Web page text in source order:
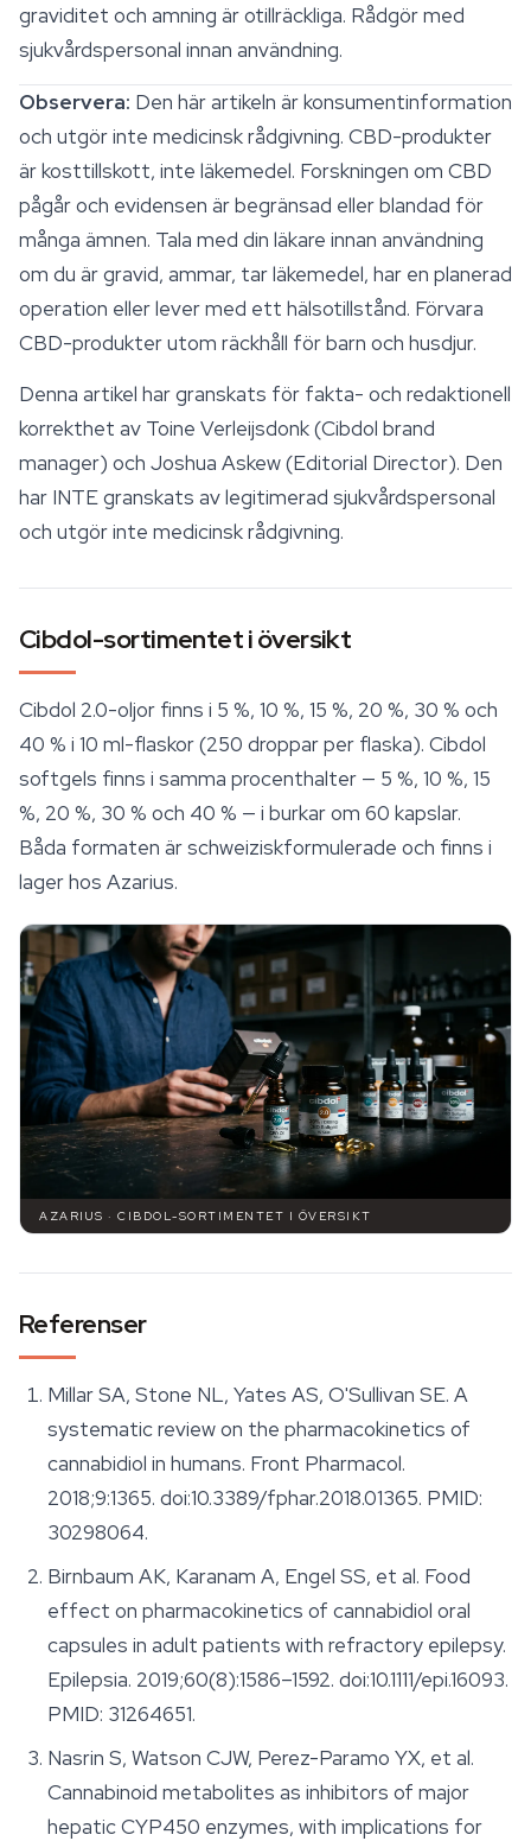
graviditet och amning är otillräckliga. Rådgör med
sjukvårdspersonal innan användning.
Observera: Den här artikeln är konsumentinformation
och utgör inte medicinsk rådgivning. CBD-produkter
är kosttillskott, inte läkemedel. Forskningen om CBD
pågår och evidensen är begränsad eller blandad för
många ämnen. Tala med din läkare innan användning
om du är gravid, ammar, tar läkemedel, har en planerad
operation eller lever med ett hälsotillstånd. Förvara
CBD-produkter utom räckhåll för barn och husdjur.
Denna artikel har granskats för fakta- och redaktionell
korrekthet av Toine Verleijsdonk (Cibdol brand
manager) och Joshua Askew (Editorial Director). Den
har INTE granskats av legitimerad sjukvårdspersonal
och utgör inte medicinsk rådgivning.
Cibdol-sortimentet i översikt
Cibdol 2.0-oljor finns i 5 %, 10 %, 15 %, 20 %, 30 % och
40 % i 10 ml-flaskor (250 droppar per flaska). Cibdol
softgels finns i samma procenthalter — 5 %, 10 %, 15
%, 20 %, 30 % och 40 % — i burkar om 60 kapslar.
Båda formaten är schweiziskformulerade och finns i
lager hos Azarius.
AZARIUS · CIBDOL-SORTIMENTET I ÖVERSIKT
Referenser
Millar SA, Stone NL, Yates AS, O'Sullivan SE. A
systematic review on the pharmacokinetics of
cannabidiol in humans. Front Pharmacol.
2018;9:1365. doi:10.3389/fphar.2018.01365. PMID:
30298064.
Birnbaum AK, Karanam A, Engel SS, et al. Food
effect on pharmacokinetics of cannabidiol oral
capsules in adult patients with refractory epilepsy.
Epilepsia. 2019;60(8):1586–1592. doi:10.1111/epi.16093.
PMID: 31264651.
Nasrin S, Watson CJW, Perez-Paramo YX, et al.
Cannabinoid metabolites as inhibitors of major
hepatic CYP450 enzymes, with implications for